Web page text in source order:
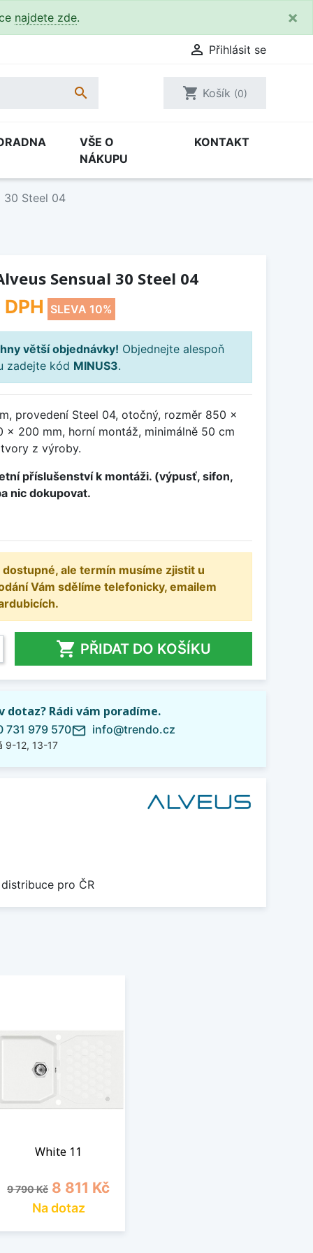
najdete zde. ×
 Přihlásit se
 shopping_cart Košík (0)
VŠE O
NÁKUPU
KONTAKT
30 Steel 04
Sensual 30 Steel 04
DPH SLEVA 10%
větší objednávky! Objednejte alespoň
zadejte kód MINUS3.
provedení Steel 04, otočný, rozměr 850 x
x 200 mm, horní montáž, minimálně 50 cm
z výroby.
příslušenství k montáži. (výpusť, sifon,
nic dokupovat.
ale termín musíme zjistit u
Vám sdělíme telefonicky, emailem
 PŘIDAT DO KOŠÍKU
dotaz? Rádi vám poradíme.
731 979 570
9-12, 13-17
mail_outline info@trendo.cz
pro ČR
White 11
Běžná cena
9 790 Kč Cena
8 811 Kč
Na dotaz